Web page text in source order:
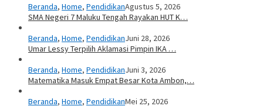
Beranda, Home, PendidikanAgustus 5, 2026
SMA Negeri 7 Maluku Tengah Rayakan HUT K…
Beranda, Home, PendidikanJuni 28, 2026
Umar Lessy Terpilih Aklamasi Pimpin IKA …
Beranda, Home, PendidikanJuni 3, 2026
Matematika Masuk Empat Besar Kota Ambon,…
Beranda, Home, PendidikanMei 25, 2026